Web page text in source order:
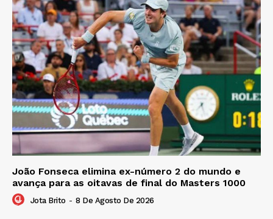
João Fonseca elimina ex-número 2 do mundo e
avança para as oitavas de final do Masters 1000
Jota Brito - 8 De Agosto De 2026